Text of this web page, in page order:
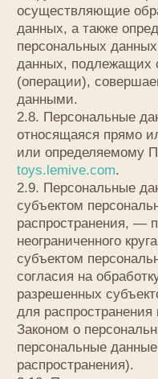
персональных данных
(передача персональных
на ознакомление с
неограниченного круга лиц, в
обнародование персональных
массовой информации,
в информационно-
или предоставление доступа к
данным каким-либо иным
2.13. Трансграничная
данных — передача
на территорию иностранного
власти иностранного
физическому или
лицу.
2.14. Уничтожение
действия, в результате
данные уничтожаются
с невозможностью
содержания персональных
в информационной системе
и/или уничтожаются
персональных данных.
3. Основные права и
3.1. Оператор имеет право:
— получать от субъекта
достоверные информацию и/
содержащие персональные
— в случае отзыва субъектом
данных согласия на обработку